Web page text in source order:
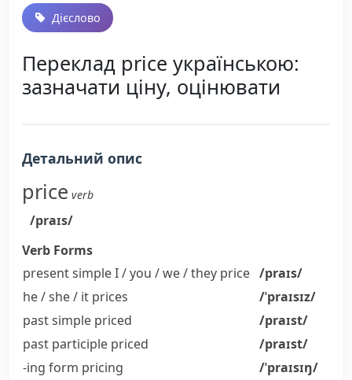
Дієслово
Переклад price українською:
зазначати ціну, оцінювати
Детальний опис
price verb
/praɪs/
Verb Forms
present simple I / you / we / they price /praɪs/
he / she / it prices
/ˈpraɪsɪz/
past simple priced
/praɪst/
past participle priced
/praɪst/
-ing form pricing
/ˈpraɪsɪŋ/